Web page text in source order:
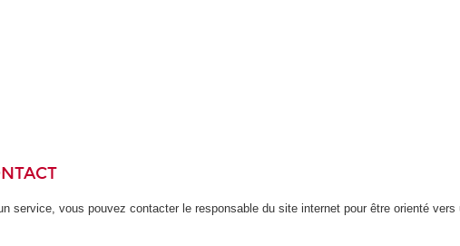
service, vous pouvez contacter le responsable du site internet pour être orienté